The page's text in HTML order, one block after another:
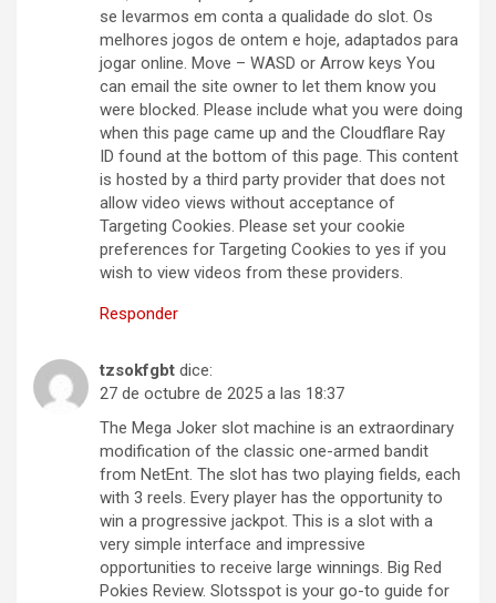
se levarmos em conta a qualidade do slot. Os
melhores jogos de ontem e hoje, adaptados para
jogar online. Move – WASD or Arrow keys You
can email the site owner to let them know you
were blocked. Please include what you were doing
when this page came up and the Cloudflare Ray
ID found at the bottom of this page. This content
is hosted by a third party provider that does not
allow video views without acceptance of
Targeting Cookies. Please set your cookie
preferences for Targeting Cookies to yes if you
wish to view videos from these providers.
Responder
tzsokfgbt dice:
27 de octubre de 2025 a las 18:37
The Mega Joker slot machine is an extraordinary
modification of the classic one-armed bandit
from NetEnt. The slot has two playing fields, each
with 3 reels. Every player has the opportunity to
win a progressive jackpot. This is a slot with a
very simple interface and impressive
opportunities to receive large winnings. Big Red
Pokies Review. Slotsspot is your go-to guide for